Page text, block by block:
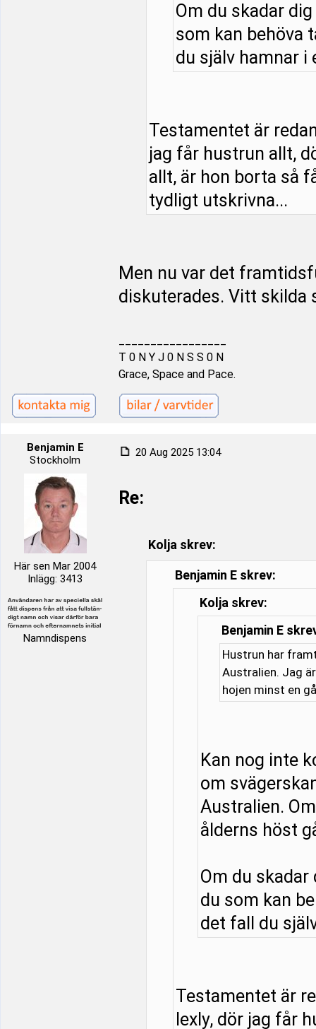
Om du skadar
som kan behöva
du själv hamnar
Testamentet är
jag får hustrun allt,
allt, är hon borta så
tydligt utskrivna...
Men nu var det
diskuterades. Vitt skilda
T 0 N Y J 0 N S S 0 N
Grace, Space and Pace.
Benjamin E
Stockholm
Här sen Mar 2004
Inlägg: 3413
Namndispens
20 Aug 2025 13:04
Re:
Kolja skrev:
Benjamin E skrev:
Kolja skrev:
Benjamin E
Hustrun har
Australien. Jag
hojen minst en
Kan nog inte
om
Australien.
ålderns höst
Om du
du som kan
det fall du
Testamentet är
lexly, dör jag får